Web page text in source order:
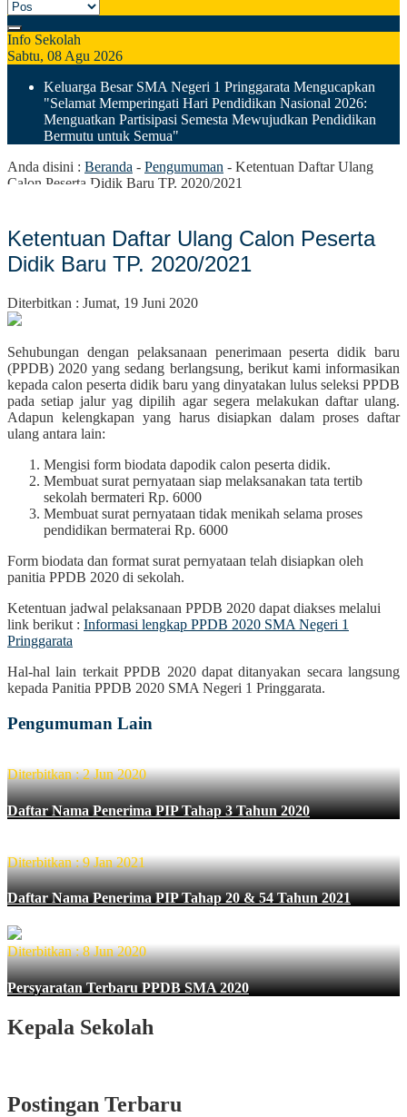
Info Sekolah
Sabtu, 08 Agu 2026
Keluarga Besar SMA Negeri 1 Pringgarata Mengucapkan
"Selamat Memperingati Hari Pendidikan Nasional 2026:
Menguatkan Partisipasi Semesta Mewujudkan Pendidikan
Bermutu untuk Semua"
Anda disini : Beranda - Pengumuman - Ketentuan Daftar Ulang
Calon Peserta Didik Baru TP. 2020/2021
Ketentuan Daftar Ulang Calon Peserta
Didik Baru TP. 2020/2021
Diterbitkan : Jumat, 19 Juni 2020
Sehubungan dengan pelaksanaan penerimaan peserta didik baru
(PPDB) 2020 yang sedang berlangsung, berikut kami informasikan
kepada calon peserta didik baru yang dinyatakan lulus seleksi PPDB
pada setiap jalur yag dipilih agar segera melakukan daftar ulang.
Adapun kelengkapan yang harus disiapkan dalam proses daftar
ulang antara lain:
Mengisi form biodata dapodik calon peserta didik.
Membuat surat pernyataan siap melaksanakan tata tertib
sekolah bermateri Rp. 6000
Membuat surat pernyataan tidak menikah selama proses
pendidikan bermaterai Rp. 6000
Form biodata dan format surat pernyataan telah disiapkan oleh
panitia PPDB 2020 di sekolah.
Ketentuan jadwal pelaksanaan PPDB 2020 dapat diakses melalui
link berikut : Informasi lengkap PPDB 2020 SMA Negeri 1
Pringgarata
Hal-hal lain terkait PPDB 2020 dapat ditanyakan secara langsung
kepada Panitia PPDB 2020 SMA Negeri 1 Pringgarata.
Pengumuman Lain
Diterbitkan : 2 Jun 2020
Daftar Nama Penerima PIP Tahap 3 Tahun 2020
Diterbitkan : 9 Jan 2021
Daftar Nama Penerima PIP Tahap 20 & 54 Tahun 2021
Diterbitkan : 8 Jun 2020
Persyaratan Terbaru PPDB SMA 2020
Kepala Sekolah
Postingan Terbaru